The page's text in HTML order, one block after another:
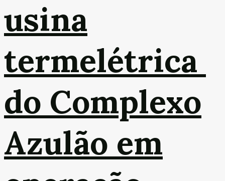
usina
termelétrica
do Complexo
Azulão em